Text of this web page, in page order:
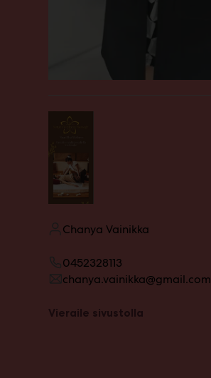
Chanya Vainikka
0452328113
chanya.vainikka@gmail.com
Vieraile sivustolla